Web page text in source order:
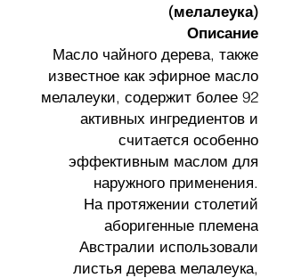
(мелалеука)
Описание
Масло чайного дерева, также
известное как эфирное масло
мелалеуки, содержит более 92
активных ингредиентов и
считается особенно
эффективным маслом для
наружного применения.
На протяжении столетий
аборигенные племена
Австралии использовали
листья дерева мелалеука,